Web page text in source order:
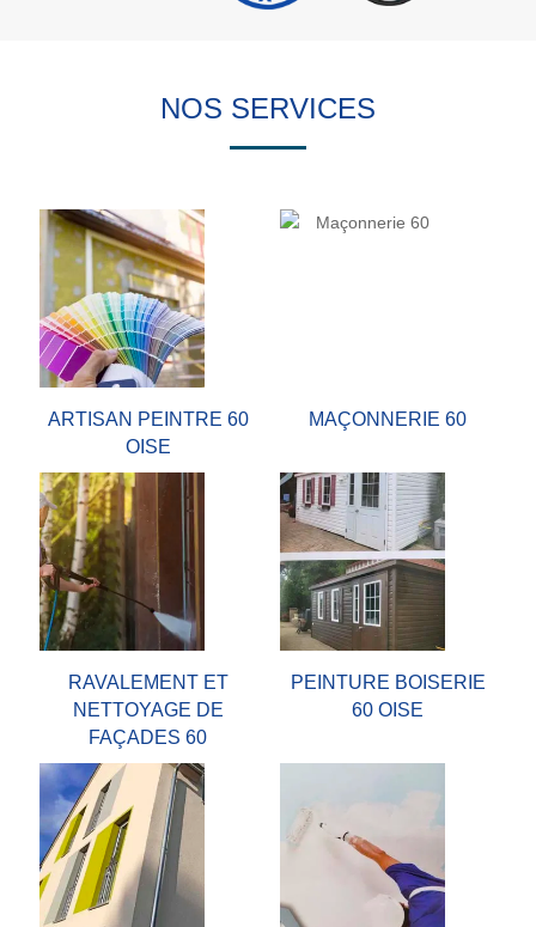
NOS SERVICES
ARTISAN PEINTRE 60
OISE
MAÇONNERIE 60
RAVALEMENT ET
NETTOYAGE DE
FAÇADES 60
PEINTURE BOISERIE
60 OISE